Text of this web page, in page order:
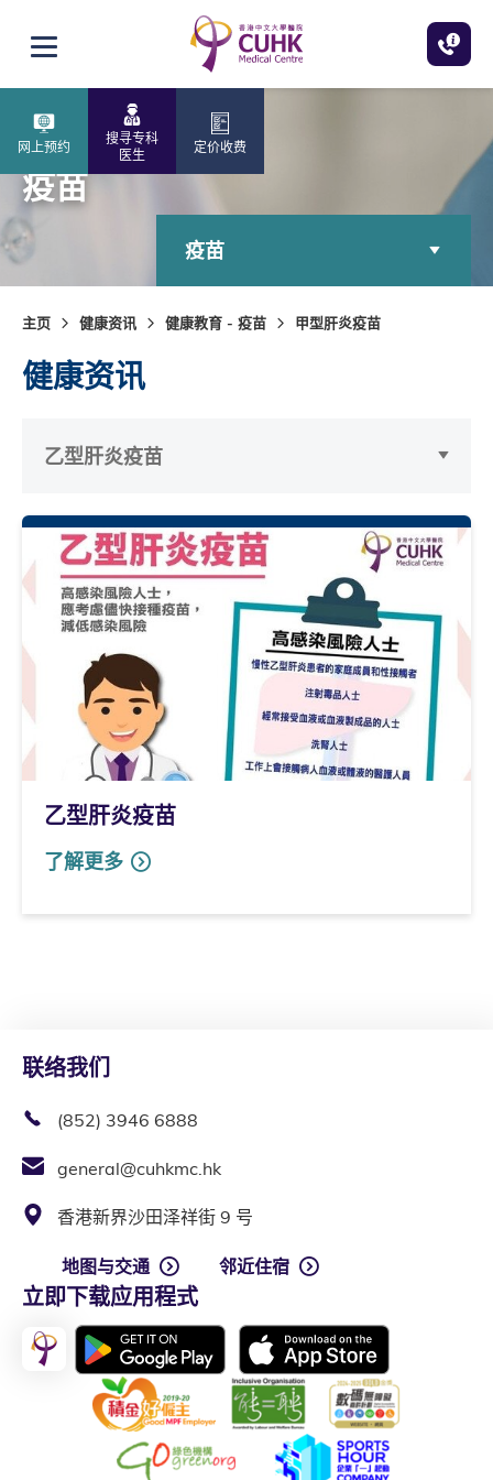
打开选单
网上预约
搜寻专科
医生
定价收费
疫苗
疫苗
主页 健康资讯 健康教育 - 疫苗 甲型肝炎疫苗
健康资讯
乙型肝炎疫苗
乙型肝炎疫苗
了解更多
联络我们
(852) 3946 6888
general@cuhkmc.hk
香港新界沙田泽祥街 9 号
地图与交通 邻近住宿
立即下载应用程式